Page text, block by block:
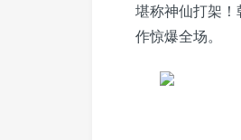
堪称神仙打架
作惊爆全场。